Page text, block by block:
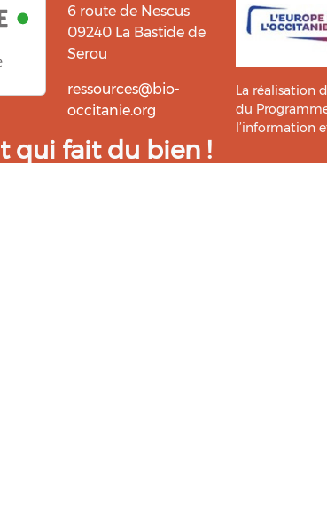
6 route de Nescus
09240 La Bastide de
Serou
ressources@bio-
occitanie.org
qui fait du bien !
La réalisation
du
l’information